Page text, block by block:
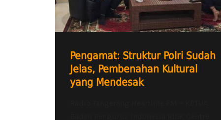
Pengamat: Struktur Polri Sudah
Jelas, Pembenahan Kultural
yang Mendesak